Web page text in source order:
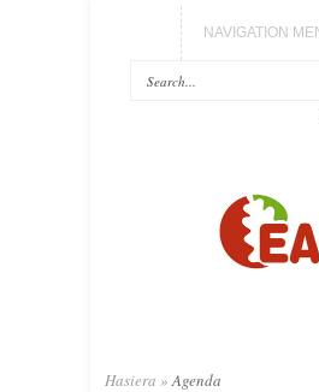
NAVIGATION
Hasiera » Agenda